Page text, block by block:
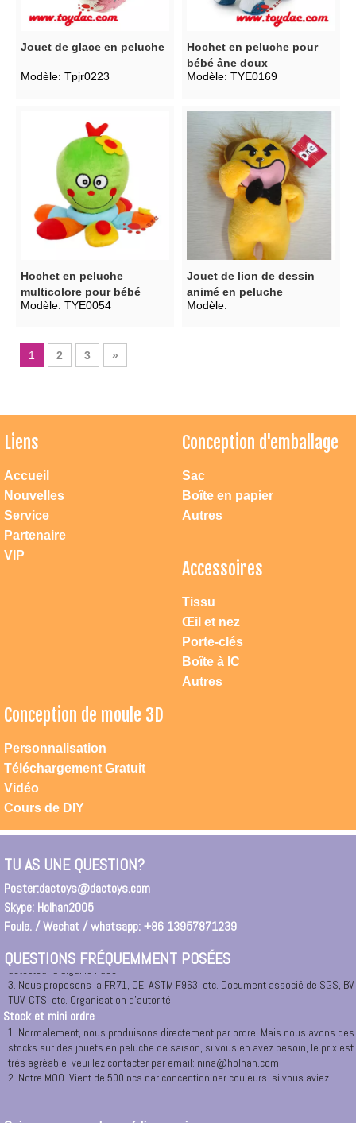
Jouet de glace en peluche
Modèle: Tpjr0223
Hochet en peluche pour
bébé âne doux
Modèle: TYE0169
Hochet en peluche
multicolore pour bébé
Modèle: TYE0054
Jouet de lion de dessin
animé en peluche
Modèle:
1 2 3 »
Liens
Accueil
Nouvelles
Service
Partenaire
VIP
Conception d'emballage
Sac
Boîte en papier
Autres
Accessoires
Tissu
Œil et nez
Porte-clés
Boîte à IC
Autres
Conception de moule 3D
Personnalisation
Téléchargement Gratuit
Vidéo
Cours de DIY
TU AS UNE QUESTION?
Poster:dactoys@dactoys.com
Skype: Holhan2005
Foule. / Wechat / whatsapp: +86 13957871239
QUESTIONS FRÉQUEMMENT POSÉES
Atteindre dac jouets
1. Vous pouvez nous contacter directement par mobile: 0086 18658223181 ou
0086 13957871239, notre adresse permanente: Ningbo Changement de route
East N ° 165, 1208-1209.
2. Vous pouvez entrer dans \"Ningbo DAC jouets \" dans la recherche Google.
Pour entrer dans notre site Web directement ou un lien vers notre société.
appeler à tout moment, nous organiserons la voiture pour vous ramasser.
Changyang Road, Ningbo.
Certificat de sécurité
1. Tous les matériaux sont 100% de nouveaux matériaux et verts avec
respectueux de l'environnement.
2. Tous les marchandises avant l'emballage sont nécessaires à 100% de
détecteur d'aiguille Pass.
3. Nous proposons la FR71, CE, ASTM F963, etc. Document associé de SGS, BV,
TUV, CTS, etc. Organisation d'autorité.
Stock et mini ordre
1. Normalement, nous produisons directement par ordre. Mais nous avons des
stocks sur des jouets en peluche de saison, si vous en avez besoin, le prix est
très agréable, veuillez contacter par email: nina@holhan.com
2. Notre MOQ. Vient de 500 pcs par conception par couleurs, si vous aviez
besoin de produits de luxe et de fabrication spéciale, nous pouvons envisager
de spécialement.Veuillez contacter avec nous dans le temps.